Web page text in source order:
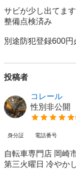
サビが少し出てます
整備点検済み
別途防犯登録600円
投稿者
コレール
性別非公開
身分証 電話番号
自転車専門店 岡崎
第三火曜日 冷やか